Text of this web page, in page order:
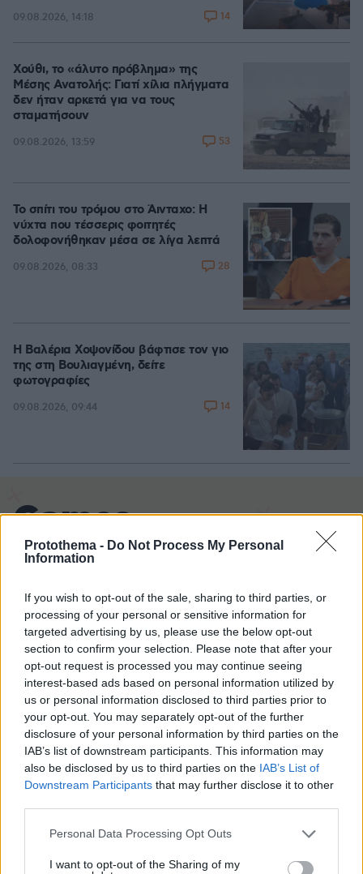
Protothema - Do Not Process My Personal
Information
If you wish to opt-out of the sale, sharing to third parties, or
processing of your personal or sensitive information for
targeted advertising by us, please use the below opt-out
section to confirm your selection. Please note that after your
opt-out request is processed you may continue seeing
interest-based ads based on personal information utilized by
us or personal information disclosed to third parties prior to
your opt-out. You may separately opt-out of the further
disclosure of your personal information by third parties on the
IAB’s list of downstream participants. This information may
also be disclosed by us to third parties on the IAB’s List of
Downstream Participants that may further disclose it to other
Please note that this website/app uses one or more Google
not limited to your visit or usage behaviour. You may click to
Personal Data Processing Opt Outs
I want to opt-out of the Sharing of my
09.08.2026, 14:18 14
Χούθι, το «άλυτο πρόβλημα» της
Μέσης Ανατολής: Γιατί χίλια πλήγματα
δεν ήταν αρκετά για να τους
σταματήσουν
09.08.2026, 13:59 53
Το σπίτι του τρόμου στο Άινταχο: Η
νύχτα που τέσσερις φοιτητές
δολοφονήθηκαν μέσα σε λίγα λεπτά
09.08.2026, 08:33 28
Η Βαλέρια Χοψονίδου βάφτισε τον γιο
της στη Βουλιαγμένη, δείτε
φωτογραφίες
09.08.2026, 09:44 14
Games
Cut The Rope Northern Heights Candy
ΔΕΙΤΕ ΟΛΑ ΤΑ GAMES
Best of Network